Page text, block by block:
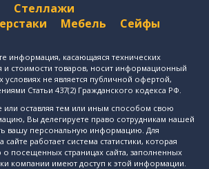
Стеллажи
Мебель Сейфы
информация, касающаяся технических
и стоимости товаров, носит информационный
условиях не является публичной офертой,
Статьи 437(2) Гражданского кодекса РФ.
или оставляя тем или иным способом свою
Вы делегируете право сотрудникам нашей
вашу персональную информацию. Для
сайте работает система статистики, которая
посещенных страницах сайта, заполненных
компании имеют доступ к этой информации.